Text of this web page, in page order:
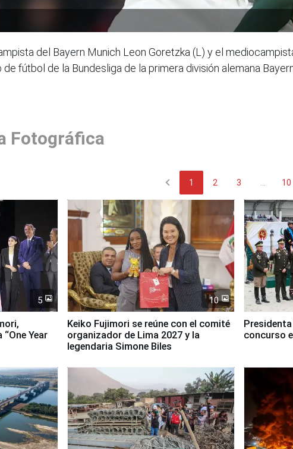
del Bayern Munich Leon Goretzka (L) y el
fútbol de la Bundesliga de la primera división alemana
Fotográfica
chevron_left 1 2 3 ... 10
5
Year
10
Keiko Fujimori se reúne con el comité
organizador de Lima 2027 y la
legendaria Simone Biles
concurso